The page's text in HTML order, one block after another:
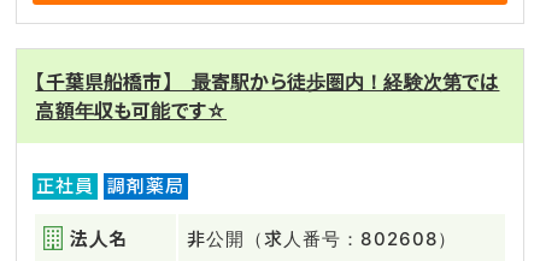
【千葉県船橋市】 最寄駅から徒歩圏内！経験次第では
高額年収も可能です☆
正社員 調剤薬局
法人名 非公開（求人番号：802608）